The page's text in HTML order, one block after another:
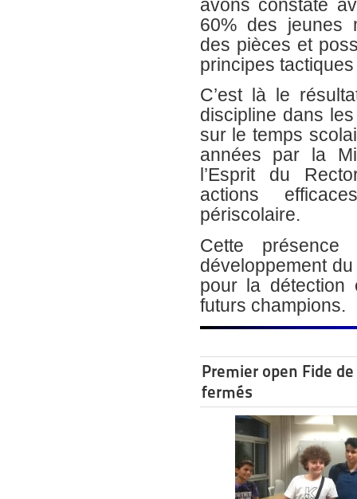
avons constaté
60% des jeunes
des pièces et
principes
C’est là le
discipline dans
sur le temps
années par la
l’Esprit du
actions
périscolaire.
Cette
développement
pour la détection
futurs champions.
Premier open Fide
fermés